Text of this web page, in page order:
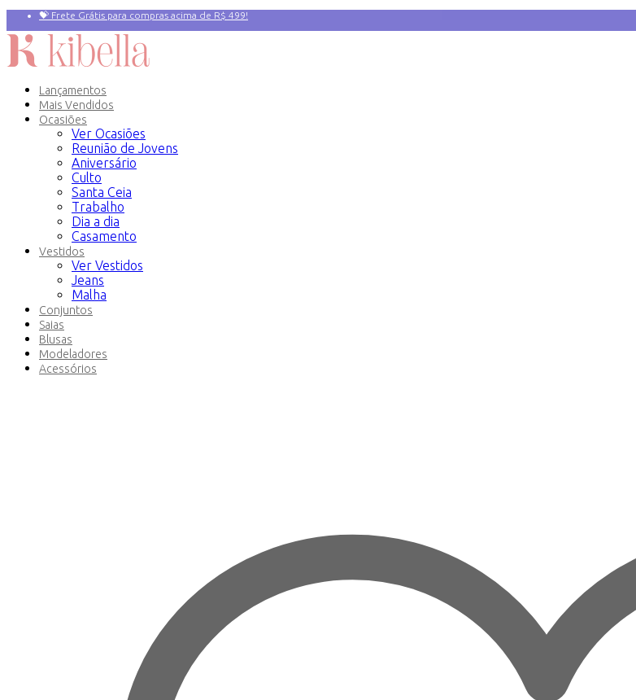
💝 Frete Grátis para compras acima de R$ 499!
Lançamentos
Mais Vendidos
Ocasiões
Ver Ocasiões
Reunião de Jovens
Aniversário
Culto
Santa Ceia
Trabalho
Dia a dia
Casamento
Vestidos
Ver Vestidos
Jeans
Malha
Conjuntos
Saias
Blusas
Modeladores
Acessórios